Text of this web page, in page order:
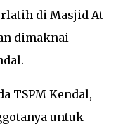
di Masjid At
dimaknai
TSPM Kendal,
untuk